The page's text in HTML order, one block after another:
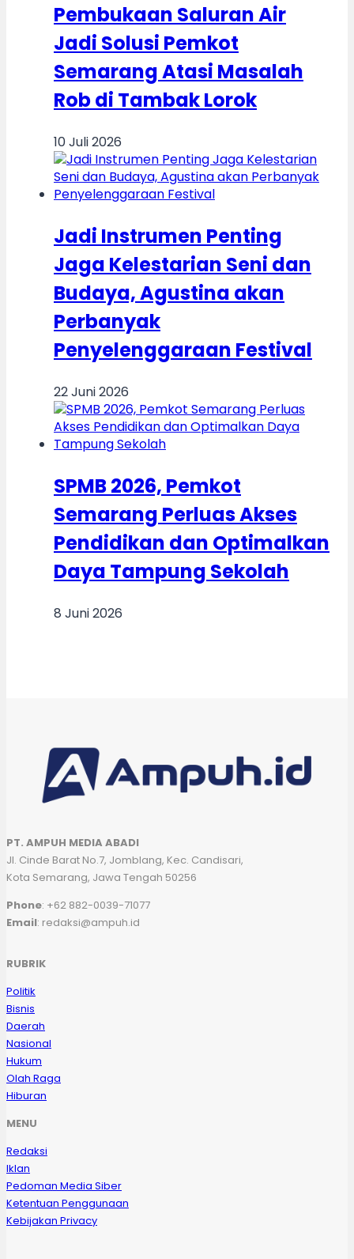
Pembukaan Saluran Air
Jadi Solusi Pemkot
Semarang Atasi Masalah
Rob di Tambak Lorok
10 Juli 2026
Jadi Instrumen Penting
Jaga Kelestarian Seni dan
Budaya, Agustina akan
Perbanyak
Penyelenggaraan Festival
22 Juni 2026
SPMB 2026, Pemkot
Semarang Perluas Akses
Pendidikan dan Optimalkan
Daya Tampung Sekolah
8 Juni 2026
PT. AMPUH MEDIA ABADI
Jl. Cinde Barat No.7, Jomblang, Kec. Candisari,
Kota Semarang, Jawa Tengah 50256
Phone: +62 882-0039-71077
Email: redaksi@ampuh.id
RUBRIK
Politik
Bisnis
Daerah
Nasional
Hukum
Olah Raga
Hiburan
MENU
Redaksi
Iklan
Pedoman Media Siber
Ketentuan Penggunaan
Kebijakan Privacy